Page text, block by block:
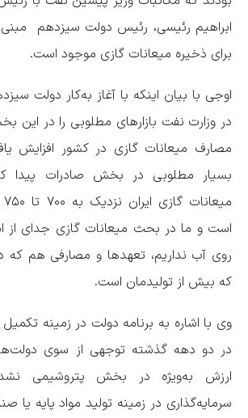
برای ذخیره میعانات گازی موجود است.
اوجی با بیان اینکه با آغاز به‌کار دولت
در وزارت نفت بازارهای مطلوبی را در این
مصارف میعانات گازی در کشور افزایش
بسیار مطلوبی در بخش صادرات پیدا
است و ما در بحث میعانات گازی جدای از
روی آب نداریم، تعهدها و مصارفی هم که
که بیش از تولیدمان است.
وی با اشاره به برنامه دولت در زمینه
در دو دهه گذشته توجهی از سوی
ارزش به‌ویژه در بخش پتروشیمی
سرمایه‌گذاری در زمینه تولید مواد پایه یا